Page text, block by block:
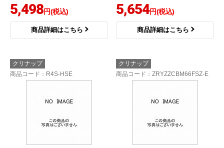
5,498円(税込)
商品詳細はこちら
5,654円(税込)
商品詳細はこちら
クリナップ
商品コード ：R4S-HSE
クリナップ
商品コード ：ZRYZZCBM66FSZ-E